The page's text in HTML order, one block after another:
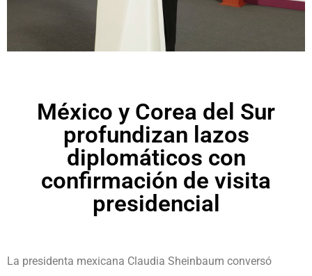
México y Corea del Sur
profundizan lazos
diplomáticos con
confirmación de visita
presidencial
La presidenta mexicana Claudia Sheinbaum conversó